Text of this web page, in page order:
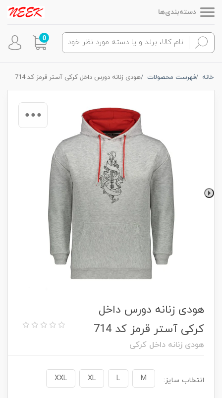
دسته‌بندی‌ها
0
خانه فهرست محصولات هودی زنانه دورس داخل کرکی آستر قرمز کد 714
هودی زنانه دورس داخل
کرکی آستر قرمز کد 714
هودی زنانه داخل کرکی
انتخاب سایز: M
L
XL
XXL